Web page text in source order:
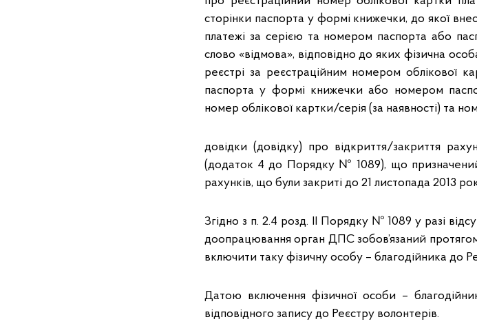
сторінки паспорта у формі книжечки, до якої
платежі за серією та номером паспорта або
слово «відмова», відповідно до яких фізична
реєстрі за реєстраційним номером облікової
паспорта у формі книжечки або номером
номер облікової картки/серія (за наявності) та
довідки (довідку) про відкриття/закриття
(додаток 4 до Порядку № 1089), що призначений
рахунків, що були закриті до 21 листопада 2013
Згідно з п. 2.4 розд. ІІ Порядку № 1089 у разі
доопрацювання орган ДПС зобов’язаний
включити таку фізичну особу – благодійника до
Датою включення фізичної особи –
відповідного запису до Реєстру волонтерів.